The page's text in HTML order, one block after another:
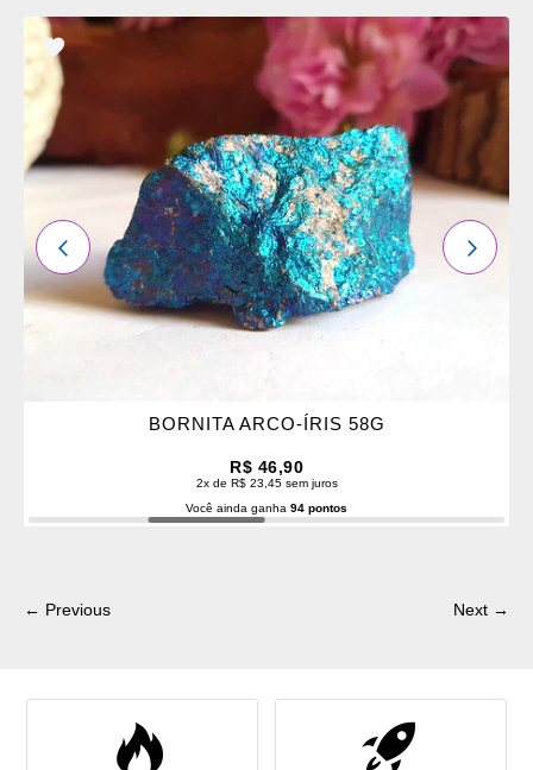
ADICIONAR
FAVORITOS
BORNITA ARCO-ÍRIS 58G
R$ 46,90
2x de R$ 23,45 sem juros
Você ainda ganha 94 pontos
ANTERIOR
← Previous Next →